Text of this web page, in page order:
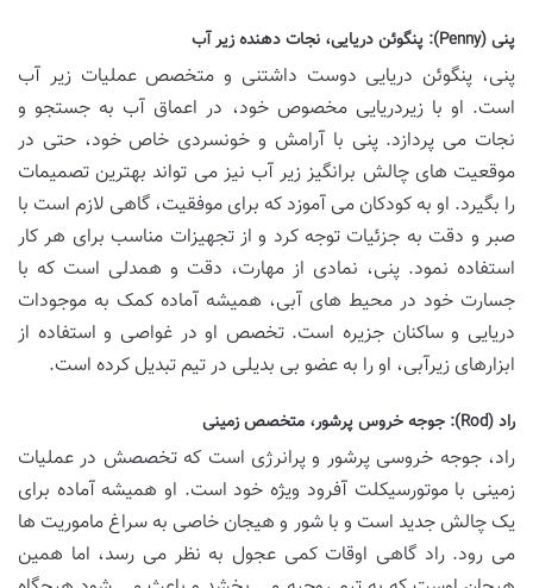
پنی (Penny): پنگوئن دریایی، نجات دهنده زیر آب
پنی، پنگوئن دریایی دوست داشتنی و متخصص عملیات زیر آب
است. او با زیردریایی مخصوص خود، در اعماق آب به جستجو و
نجات می پردازد. پنی با آرامش و خونسردی خاص خود، حتی در
موقعیت های چالش برانگیز زیر آب نیز می تواند بهترین تصمیمات
را بگیرد. او به کودکان می آموزد که برای موفقیت، گاهی لازم است با
صبر و دقت به جزئیات توجه کرد و از تجهیزات مناسب برای هر کار
استفاده نمود. پنی، نمادی از مهارت، دقت و همدلی است که با
جسارت خود در محیط های آبی، همیشه آماده کمک به موجودات
دریایی و ساکنان جزیره است. تخصص او در غواصی و استفاده از
ابزارهای زیرآبی، او را به عضو بی بدیلی در تیم تبدیل کرده است.
راد (Rod): جوجه خروس پرشور، متخصص زمینی
راد، جوجه خروسی پرشور و پرانرژی است که تخصصش در عملیات
زمینی با موتورسیکلت آفرود ویژه خود است. او همیشه آماده برای
یک چالش جدید است و با شور و هیجان خاصی به سراغ ماموریت ها
می رود. راد گاهی اوقات کمی عجول به نظر می رسد، اما همین